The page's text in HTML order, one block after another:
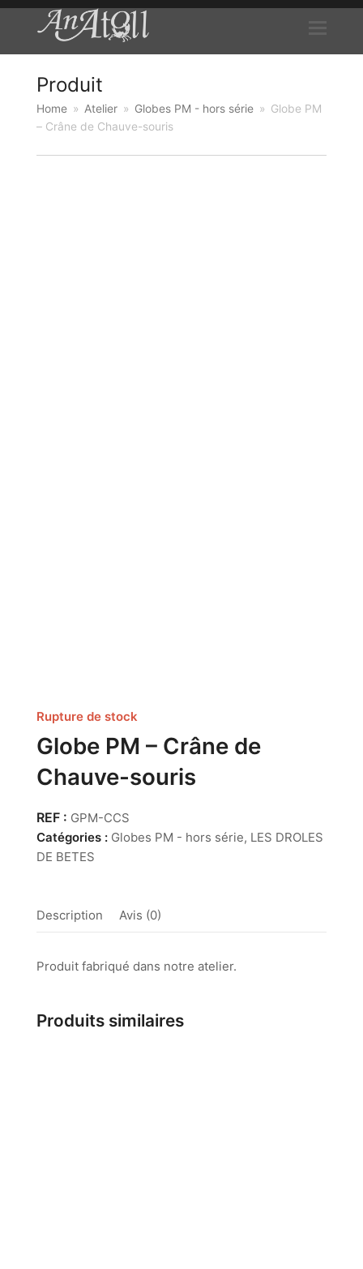
Produit
Home » Atelier » Globes PM - hors série » Globe PM
– Crâne de Chauve-souris
Globe PM – Crâne de
Chauve-souris
Rupture de stock
GPM-CCS
Catégories : Globes PM - hors série, LES DROLES
DE BETES
Description Avis (0)
Produit fabriqué dans notre atelier.
Produits similaires